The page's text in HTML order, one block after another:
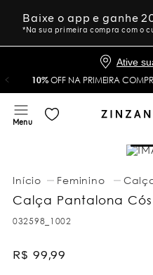
Baixe o app e ganhe
*Na sua primeira compra com o
Ative
10%OFF NA PRIMEIRA
Feminino
Calça Pantalona
032598_1002
R$ 99,99